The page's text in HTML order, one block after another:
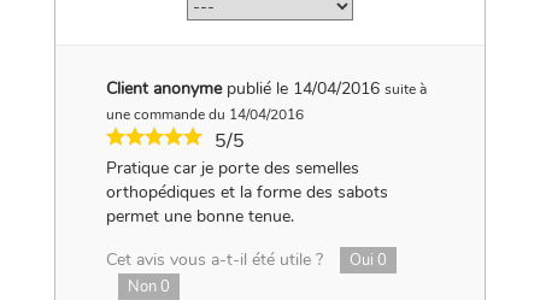
Client anonyme publié le 14/04/2016 suite à
une commande du 14/04/2016
5/5
Pratique car je porte des semelles
orthopédiques et la forme des sabots
permet une bonne tenue.
Cet avis vous a-t-il été utile ?
Oui 0
Non0